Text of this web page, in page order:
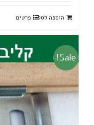
היה:
68 ₪.
הוא:
50 ₪.
הוספה לסל פרטים
Sale!